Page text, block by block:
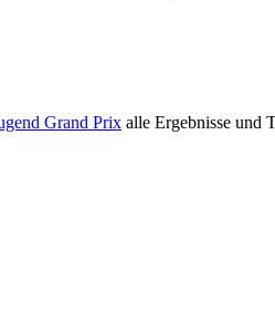
Grand Prix alle Ergebnisse und